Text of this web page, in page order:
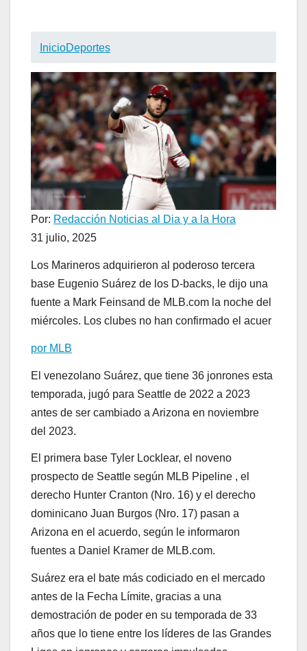
InicioDeportes
Por: Redacción Noticias al Dia y a la Hora
31 julio, 2025
Los Marineros adquirieron al poderoso tercera
base Eugenio Suárez de los D-backs, le dijo una
fuente a Mark Feinsand de MLB.com la noche del
miércoles. Los clubes no han confirmado el acuer
por MLB
El venezolano Suárez, que tiene 36 jonrones esta
temporada, jugó para Seattle de 2022 a 2023
antes de ser cambiado a Arizona en noviembre
del 2023.
El primera base Tyler Locklear, el noveno
prospecto de Seattle según MLB Pipeline , el
derecho Hunter Cranton (Nro. 16) y el derecho
dominicano Juan Burgos (Nro. 17) pasan a
Arizona en el acuerdo, según le informaron
fuentes a Daniel Kramer de MLB.com.
Suárez era el bate más codiciado en el mercado
antes de la Fecha Límite, gracias a una
demostración de poder en su temporada de 33
años que lo tiene entre los líderes de las Grandes